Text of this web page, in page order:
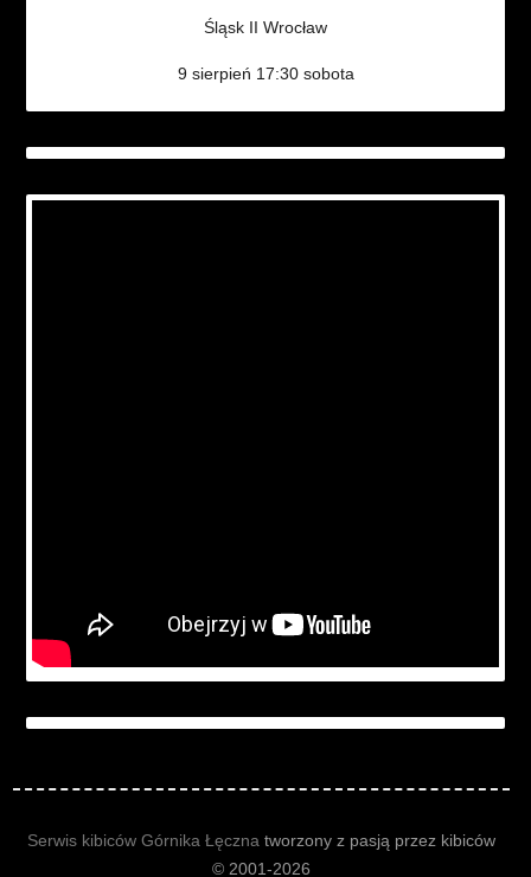
Śląsk II Wrocław
9 sierpień 17:30 sobota
Serwis kibiców Górnika Łęczna tworzony z pasją przez kibiców
© 2001-2026